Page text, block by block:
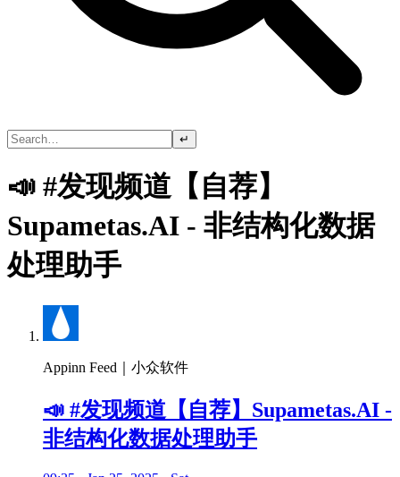
↵
📣 #发现频道【自荐】
Supametas.AI - 非结构化数据
处理助手
Appinn Feed｜小众软件
📣 #发现频道【自荐】Supametas.AI -
非结构化数据处理助手